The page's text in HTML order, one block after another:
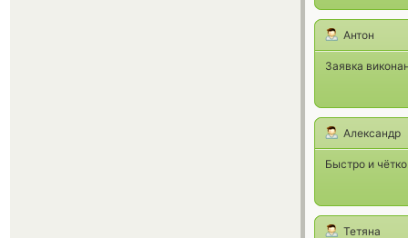
Антон
Заявка
Александр
Быстро и
Тетяна